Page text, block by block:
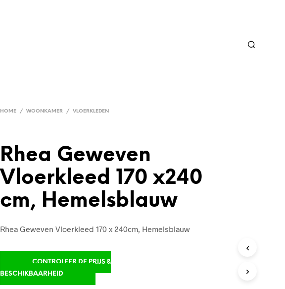
HOME / WOONKAMER / VLOERKLEDEN
Rhea Geweven
Vloerkleed 170 x240
cm, Hemelsblauw
Rhea Geweven Vloerkleed 170 x 240cm, Hemelsblauw
CONTROLEER DE PRIJS &
BESCHIKBAARHEID